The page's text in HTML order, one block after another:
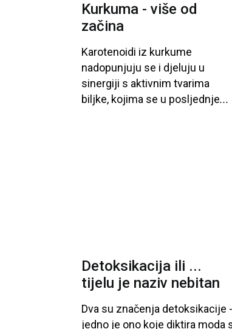
Kurkuma - više od
začina
Karotenoidi iz kurkume
nadopunjuju se i djeluju u
sinergiji s aktivnim tvarima
biljke, kojima se u posljednje...
Detoksikacija ili ...
tijelu je naziv nebitan
Dva su značenja detoksikacije -
jedno je ono koje diktira moda